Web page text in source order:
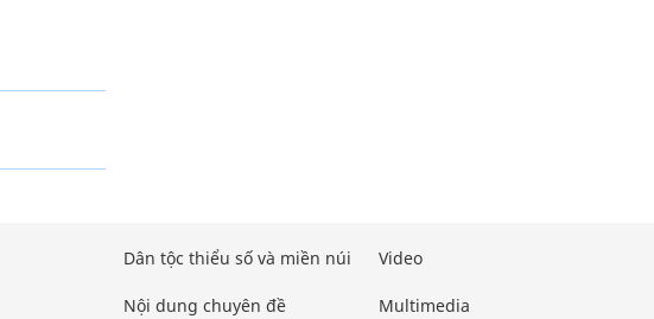
Dân tộc thiểu số và miền núi
Nội dung chuyên đề
Video
Multimedia